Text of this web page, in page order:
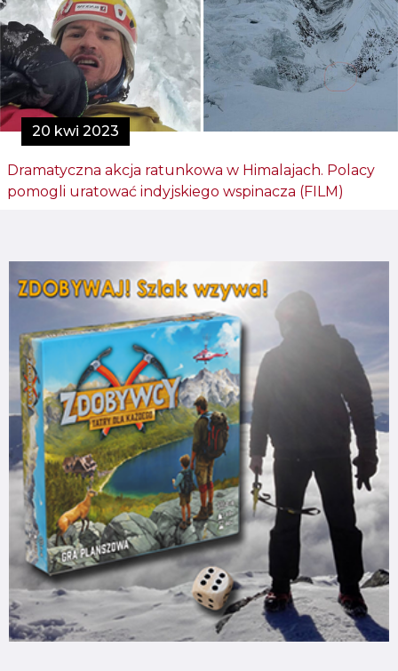
20 kwi 2023
Dramatyczna akcja ratunkowa w Himalajach. Polacy
pomogli uratować indyjskiego wspinacza (FILM)